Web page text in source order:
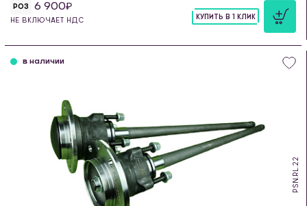
РОЗ 6 900
НЕ ВКЛЮЧАЕТ НДС
КУПИТЬ В 1 КЛИК
PSN.RL.22
в наличии